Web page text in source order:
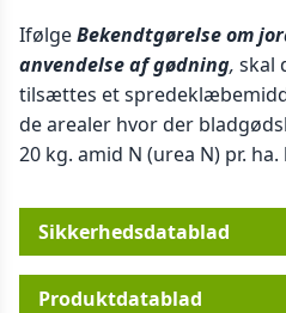
IfølgeBekendtgørelse om
anvendelse af gødning, skal
tilsættes et
de arealer hvor der
20 kg. amid N (urea N) pr.
Sikkerhedsdatablad
Produktdatablad